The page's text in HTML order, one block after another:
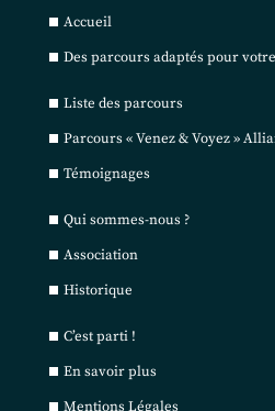
Accueil
Des parcours adaptés pour
Liste des parcours
Parcours « Venez & Voyez »
Témoignages
Qui sommes-nous ?
Association
Historique
C’est parti !
En savoir plus
Mentions Légales